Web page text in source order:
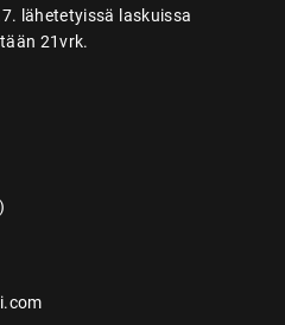
lähetetyissä laskuissa
21vrk.